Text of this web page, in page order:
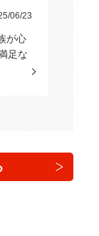
06/23
が心
足な